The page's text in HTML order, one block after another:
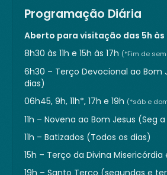
Programação Diária
Aberto para visitação das 5h às
8h30 às 11h e 15h às 17h (*Fim de
6h30 – Terço Devocional ao Bom
dias)
06h45, 9h, 11h*, 17h e 19h (*sáb e
11h – Novena ao Bom Jesus (Seg
11h – Batizados (Todos os dias)
15h – Terço da Divina Misericórdia